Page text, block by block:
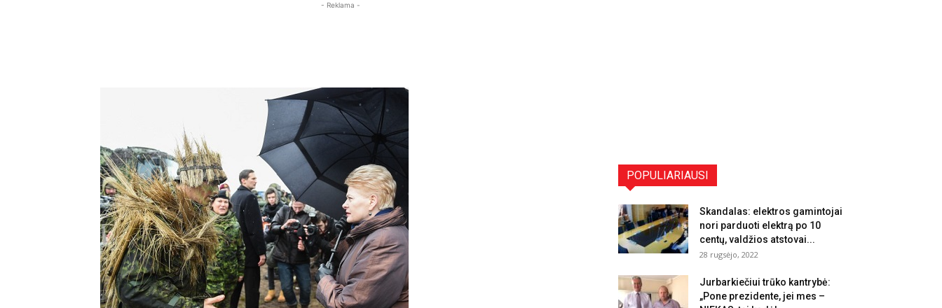
- Reklama -
POPULIARIAUSI
Skandalas: elektros gamintojai
nori parduoti elektrą po 10
centų, valdžios atstovai...
28 rugsėjo, 2022
Jurbarkiečiui trūko kantrybė:
„Pone prezidente, jei mes –